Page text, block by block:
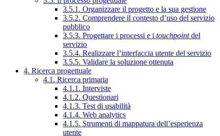
3.5.1. Organizzare il progetto e la sua gestione
3.5.2. Comprendere il contesto d’uso del servizio
pubblico
3.5.3. Progettare i processi e i touchpointdel
servizio
3.5.4. Realizzare l’interfaccia utente del servizio
3.5.5. Validare la soluzione ottenuta
4. Ricerca progettuale
4.1. Ricerca primaria
4.1.1. Interviste
4.1.2. Questionari
4.1.3. Test di usabilità
4.1.4. Web analytics
4.1.5. Strumenti di mappatura dell’esperienza
utente